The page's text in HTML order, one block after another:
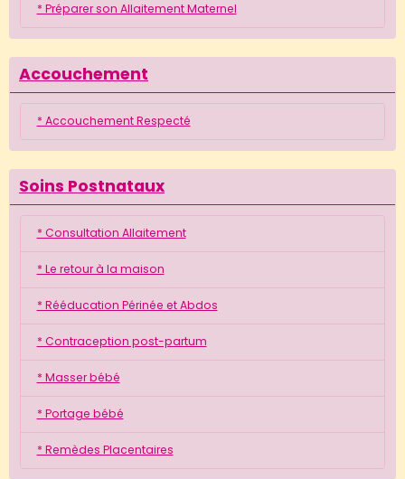
* Préparer son Allaitement Maternel
Accouchement
* Accouchement Respecté
Soins Postnataux
* Consultation Allaitement
* Le retour à la maison
* Rééducation Périnée et Abdos
* Contraception post-partum
* Masser bébé
* Portage bébé
* Remèdes Placentaires